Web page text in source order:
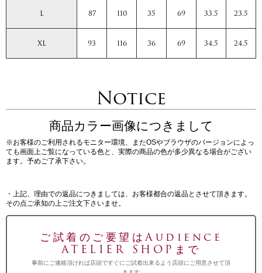
L 87 110 35 69 33.5 23.5
XL 93 116 36 69 34.5 24.5
Notice
商品カラー画像につきまして
※お客様のご利用されるモニター環境、またOSやブラウザのバージョンによっ
ても画面上ご覧になっている色と、実際の商品の色が多少異なる場合がござい
ます。予めご了承下さい。
・上記、理由での返品につきましては、お客様都合の返品とさせて頂きます。
その点ご承知の上ご注文下さいませ。
ご試着のご要望はAudience
ATELIER SHOPまで
事前にご連絡頂ければ店頭ですぐにご試着出来るよう店頭にご用意させて頂